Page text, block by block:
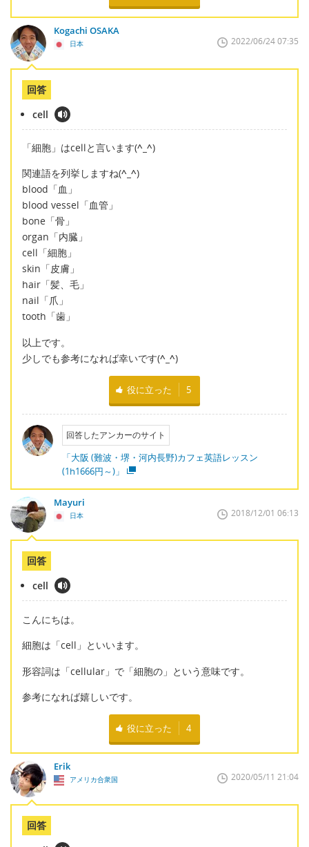
Kogachi OSAKA
日本 2022/06/24 07:35
回答
cell
「細胞」はcellと言います(^_^)
関連語を列挙しますね(^_^)
blood「血」
blood vessel「血管」
bone「骨」
organ「内臓」
cell「細胞」
skin「皮膚」
hair「髪、毛」
nail「爪」
tooth「歯」
以上です。
少しでも参考になれば幸いです(^_^)
役に立った 5
回答したアンカーのサイト
「大阪 (難波・堺・河内長野)カフェ英語レッスン
(1h1666円～)」
Mayuri
日本 2018/12/01 06:13
回答
cell
こんにちは。
細胞は「cell」といいます。
形容詞は「cellular」で「細胞の」という意味です。
参考になれば嬉しいです。
役に立った 4
Erik
アメリカ合衆国 2020/05/11 21:04
回答